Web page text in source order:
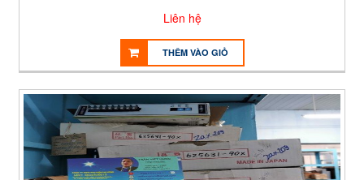
Liên hệ
THÊM VÀO GIỎ